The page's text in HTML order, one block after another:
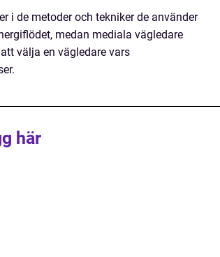
i de metoder och tekniker de använder
medan mediala vägledare
välja en vägledare vars
här